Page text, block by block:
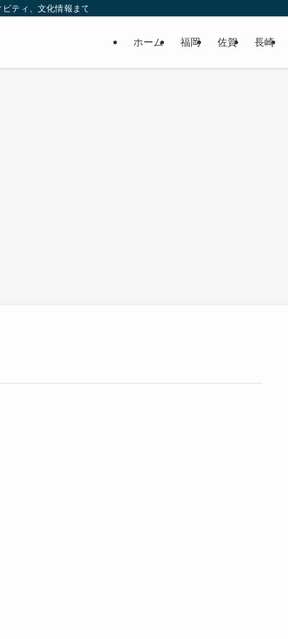
ティ、文化情報まで、九州をもっと楽しむための情報をお届けします！
ホーム 福岡 佐賀 長崎